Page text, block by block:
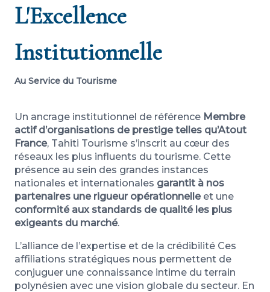
L'Excellence
Institutionnelle
Au Service du Tourisme
Un ancrage institutionnel de référence Membre
actif d’organisations de prestige telles qu’Atout
France, Tahiti Tourisme s’inscrit au cœur des
réseaux les plus influents du tourisme. Cette
présence au sein des grandes instances
nationales et internationales garantit à nos
partenaires une rigueur opérationnelleet une
conformité aux standards de qualité les plus
exigeants du marché.
L’alliance de l’expertise et de la crédibilité Ces
affiliations stratégiques nous permettent de
conjuguer une connaissance intime du terrain
polynésien avec une vision globale du secteur. En